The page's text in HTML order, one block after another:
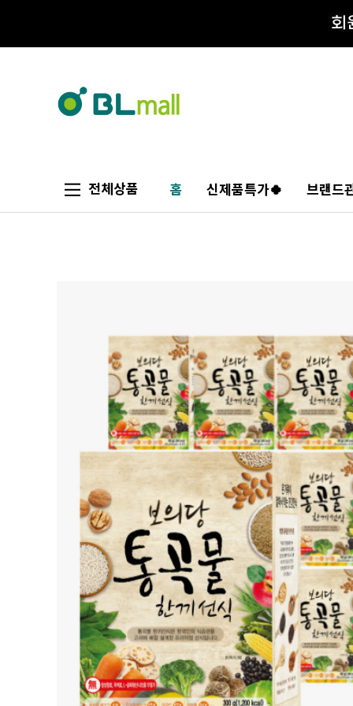
전체상품 홈 신제품특가🍀 브랜드